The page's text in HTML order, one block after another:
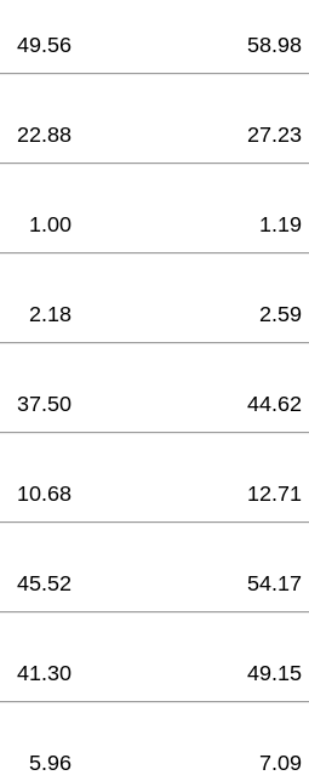
49.56 58.98
22.88 27.23
1.00 1.19
2.18 2.59
37.50 44.62
10.68 12.71
45.52 54.17
41.30 49.15
5.96 7.09